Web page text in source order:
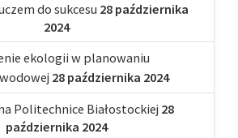
do sukcesu 28 października
2024
ekologii w planowaniu
28 października 2024
Politechnice Białostockiej 28
października 2024